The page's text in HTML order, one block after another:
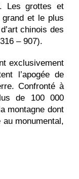
Les grottes et
et le plus
chinois des
– 907).
exclusivement
l’apogée de
Confronté à
de 100 000
montagne dont
monumental,